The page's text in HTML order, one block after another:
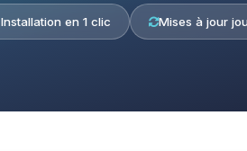
Installation en 1 clic Mises à jour